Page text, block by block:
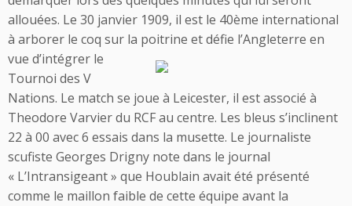
allouées. Le 30 janvier 1909, il est le 40ème international
à arborer le coq sur la poitrine et défie l’Angleterre en
vue d’intégrer le
Tournoi des V
Nations. Le match se joue à Leicester, il est associé à
Theodore Varvier du RCF au centre. Les bleus s’inclinent
22 à 00 avec 6 essais dans la musette. Le journaliste
scufiste Georges Drigny note dans le journal
« L’Intransigeant » que Houblain avait été présenté
comme le maillon faible de cette équipe avant la